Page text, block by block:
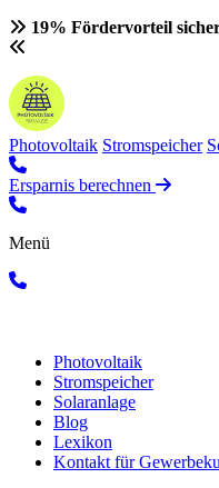
19% Fördervorteil
Photovoltaik Stromspeicher
Ersparnis berechnen
Menü
Photovoltaik
Stromspeicher
Solaranlage
Blog
Lexikon
Kontakt für